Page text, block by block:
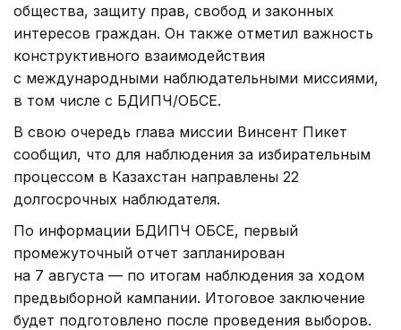
общества, защиту прав, свобод и законных
интересов граждан. Он также отметил важность
конструктивного взаимодействия
с международными наблюдательными миссиями,
в том числе с БДИПЧ/ОБСЕ.
В свою очередь глава миссии Винсент Пикет
сообщил, что для наблюдения за избирательным
процессом в Казахстан направлены 22
долгосрочных наблюдателя.
По информации БДИПЧ ОБСЕ, первый
промежуточный отчет запланирован
на 7 августа — по итогам наблюдения за ходом
предвыборной кампании. Итоговое заключение
будет подготовлено после проведения выборов.